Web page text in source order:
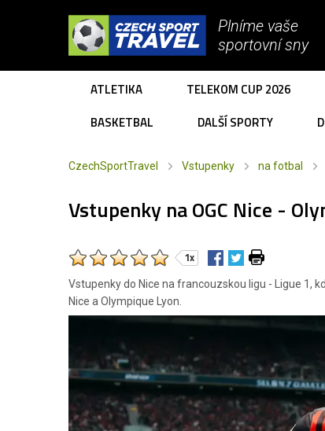
Plníme vaše
sportovní sny
ATLETIKA TELEKOM CUP 2026
BASKETBAL
DALŠÍ SPORTY
CzechSportTravel Vstupenky na fotbal
Vstupenky na OGC Nice -
1x
Vstupenky do Nice na francouzskou ligu - Ligue 1,
Nice a Olympique Lyon.